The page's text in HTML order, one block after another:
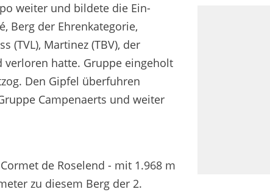
weiter und bildete die Ein-
Berg der Ehrenkategorie,
(TVL), Martinez (TBV), der
verloren hatte. Gruppe eingeholt
Den Gipfel überfuhren
Campenaerts und weiter
de Roselend - mit 1.968 m
zu diesem Berg der 2.